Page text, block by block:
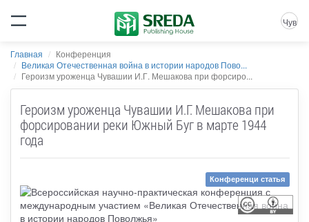
Чув
Главная
Конференция
Великая Отечественная война в истории народов Пово...
Героизм уроженца Чувашии И.Г. Мешакова при форсиро...
Героизм уроженца Чувашии И.Г. Мешакова при
форсировании реки Южный Буг в марте 1944
года
Конференци статья